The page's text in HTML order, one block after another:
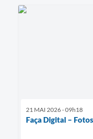
21 MAI 2026 - 09h18
Faça Digital –